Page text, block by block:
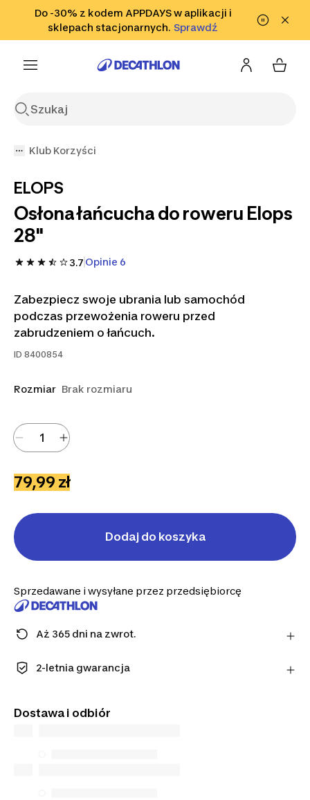
Przejdź do wyszukiwania Przejdź do treści
Przejdź
do stopki
Do -30% z kodem APPDAYS w aplikacji i
sklepach stacjonarnych. Sprawdź
Sprawdź
Klub Korzyści
ELOPS
Osłona łańcucha do roweru Elops
28"
3.7 Opinie 6
Zabezpiecz swoje ubrania lub samochód
podczas przewożenia roweru przed
zabrudzeniem o łańcuch.
ID 8400854
Rozmiar Brak rozmiaru
79,99 zł
Dodaj do koszyka
Sprzedawane i wysyłane przez przedsiębiorcę
Aż 365 dni na zwrot.
termin 14 dni.
2-letnia gwarancja
Dostawa i odbiór